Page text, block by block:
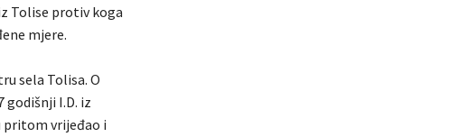
Tolise protiv koga
mjere.
sela Tolisa. O
godišnji I.D. iz
pritom vrijeđao i